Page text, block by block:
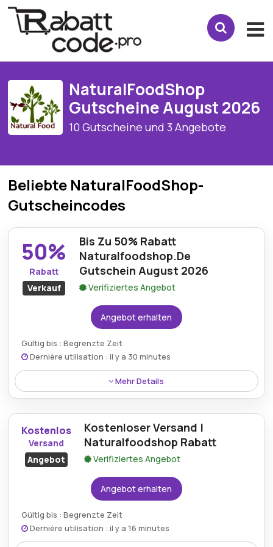
NaturalFoodShop
Gutscheine August 2026
10 Gutscheine und 3 Angebote
Beliebte NaturalFoodShop-
Gutscheincodes
50%
Rabatt
Verkauf
Bis Zu 50% Rabatt
Naturalfoodshop.De
Gutschein August 2026
Verifiziertes Angebot
Angebot erhalten
Gültig bis : Begrenzte Zeit
Dernière utilisation : il y a 30 minutes
Mehr Details
ausgewählte Artikel im Rahmen der aktuellen
Gutscheinaktion bei Naturalfoodshop.de.
Mindestkaufbetrag:Kein Minimum erforderlich
Berechtigung:Für alle Kunden
Art des Angebots:
Kumulierbar:Kombinierbar mit anderen Aktionen
Kostenlos
Versand
Angebot
Kostenloser Versand |
Naturalfoodshop Rabatt
Verifiziertes Angebot
Angebot erhalten
Gültig bis : Begrenzte Zeit
Dernière utilisation : il y a 16 minutes